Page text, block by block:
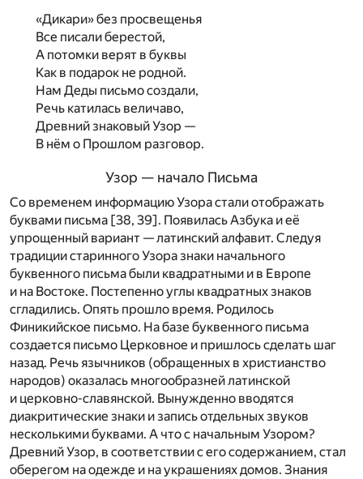
«Дикари» без просвещенья
Все писали берестой,
А потомки верят в буквы
Как в подарок не родной.
Нам Деды письмо создали,
Речь катилась величаво,
Древний знаковый Узор —
В нём о Прошлом разговор.
Узор — начало Письма
Со временем информацию Узора стали отображать
буквами письма [38, 39]. Появилась Азбука и её
упрощенный вариант — латинский алфавит. Следуя
традиции старинного Узора знаки начального
буквенного письма были квадратными и в Европе
и на Востоке. Постепенно углы квадратных знаков
сгладились. Опять прошло время. Родилось
Финикийское письмо. На базе буквенного письма
создается письмо Церковное и пришлось сделать шаг
назад. Речь язычников (обращенных в христианство
народов) оказалась многообразней латинской
и церковно-славянской. Вынужденно вводятся
диакритические знаки и запись отдельных звуков
несколькими буквами. А что с начальным Узором?
Древний Узор, в соответствии с его содержанием, стал
оберегом на одежде и на украшениях домов. Знания